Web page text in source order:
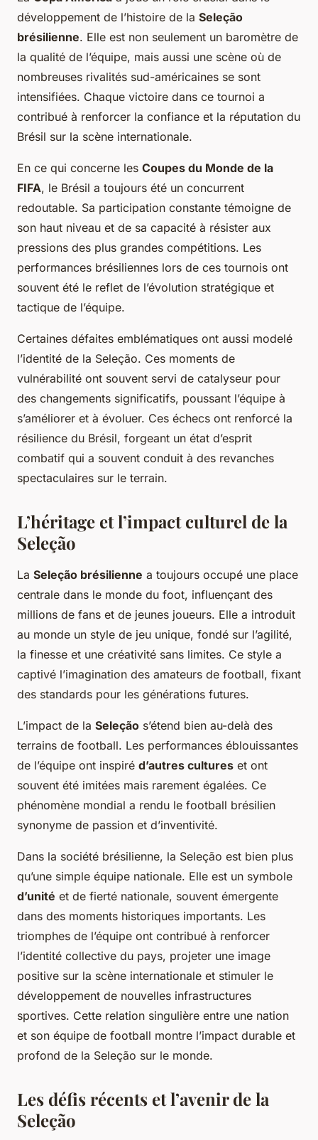
développement de l’histoire de la Seleção
brésilienne. Elle est non seulement un baromètre de
la qualité de l’équipe, mais aussi une scène où de
nombreuses rivalités sud-américaines se sont
intensifiées. Chaque victoire dans ce tournoi a
contribué à renforcer la confiance et la réputation du
Brésil sur la scène internationale.
En ce qui concerne les Coupes du Monde de la
FIFA, le Brésil a toujours été un concurrent
redoutable. Sa participation constante témoigne de
son haut niveau et de sa capacité à résister aux
pressions des plus grandes compétitions. Les
performances brésiliennes lors de ces tournois ont
souvent été le reflet de l’évolution stratégique et
tactique de l’équipe.
Certaines défaites emblématiques ont aussi modelé
l’identité de la Seleção. Ces moments de
vulnérabilité ont souvent servi de catalyseur pour
des changements significatifs, poussant l’équipe à
s’améliorer et à évoluer. Ces échecs ont renforcé la
résilience du Brésil, forgeant un état d’esprit
combatif qui a souvent conduit à des revanches
spectaculaires sur le terrain.
L’héritage et l’impact culturel de la
Seleção
La Seleção brésilienne a toujours occupé une place
centrale dans le monde du foot, influençant des
millions de fans et de jeunes joueurs. Elle a introduit
au monde un style de jeu unique, fondé sur l’agilité,
la finesse et une créativité sans limites. Ce style a
captivé l’imagination des amateurs de football, fixant
des standards pour les générations futures.
L’impact de la Seleção s’étend bien au-delà des
terrains de football. Les performances éblouissantes
de l’équipe ont inspiré d’autres cultures et ont
souvent été imitées mais rarement égalées. Ce
phénomène mondial a rendu le football brésilien
synonyme de passion et d’inventivité.
Dans la société brésilienne, la Seleção est bien plus
qu’une simple équipe nationale. Elle est un symbole
d’unité et de fierté nationale, souvent émergente
dans des moments historiques importants. Les
triomphes de l’équipe ont contribué à renforcer
l’identité collective du pays, projeter une image
positive sur la scène internationale et stimuler le
développement de nouvelles infrastructures
sportives. Cette relation singulière entre une nation
et son équipe de football montre l’impact durable et
profond de la Seleção sur le monde.
Les défis récents et l’avenir de la
Seleção